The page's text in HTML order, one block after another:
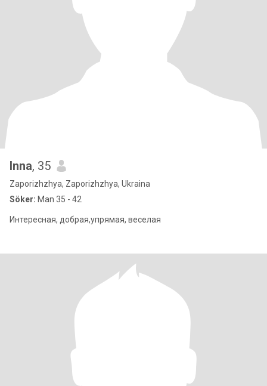
Inna, 35
Zaporizhzhya, Zaporizhzhya, Ukraina
Söker: Man 35 - 42
Интересная, добрая,упрямая, веселая